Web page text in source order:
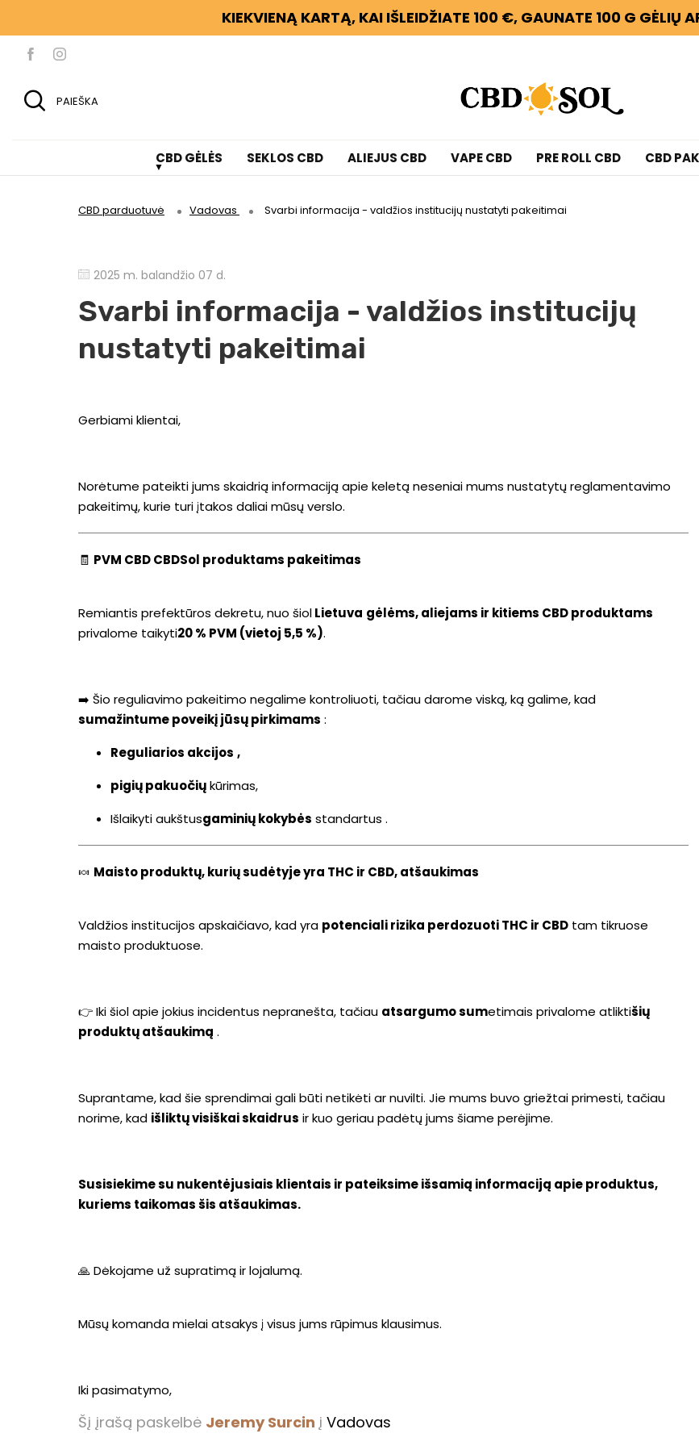
KIEKVIENĄ KARTĄ, KAI IŠLEIDŽIATE 100 €, GAUNATE 100 G GĖLIŲ
PAIEŠKA
CBD GĖLĖS SEKLOS CBD ALIEJUS CBD VAPE CBD PRE ROLL CBD CBD
CBD parduotuvė Vadovas Svarbi informacija - valdžios institucijų nustatyti pakeitimai
2025 m. balandžio 07 d.
Svarbi informacija - valdžios institucijų
nustatyti pakeitimai
Gerbiami klientai,
Norėtume pateikti jums skaidrią informaciją apie keletą neseniai mums nustatytų reglamentavimo
pakeitimų, kurie turi įtakos daliai mūsų verslo.
🧾 PVM CBD CBDSol produktams pakeitimas
Remiantis prefektūros dekretu, nuo šiolLietuva gėlėms, aliejams ir kitiems CBD produktams
privalome taikyti20 % PVM (vietoj 5,5 %).
➡️ Šio reguliavimo pakeitimo negalime kontroliuoti, tačiau darome viską, ką galime, kad
sumažintume poveikį jūsų pirkimams :
Reguliarios akcijos ,
pigių pakuočiųkūrimas,
Išlaikyti aukštusgaminių kokybės standartus .
🍬 Maisto produktų, kurių sudėtyje yra THC ir CBD, atšaukimas
Valdžios institucijos apskaičiavo, kad yra potenciali rizika perdozuoti THC ir CBD tam tikruose
maisto produktuose.
👉 Iki šiol apie jokius incidentus nepranešta, tačiau atsargumo sumetimais privalome atliktišių
produktų atšaukimą .
Suprantame, kad šie sprendimai gali būti netikėti ar nuvilti. Jie mums buvo griežtai primesti, tačiau
norime, kad išliktų visiškai skaidrus ir kuo geriau padėtų jums šiame perėjime.
Susisiekime su nukentėjusiais klientais ir pateiksime išsamią informaciją apie produktus,
kuriems taikomas šis atšaukimas.
🙏 Dėkojame už supratimą ir lojalumą.
Mūsų komanda mielai atsakys į visus jums rūpimus klausimus.
Iki pasimatymo,
Šį įrašą paskelbė Jeremy Surcin į Vadovas